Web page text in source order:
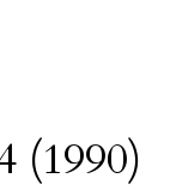
(1990)